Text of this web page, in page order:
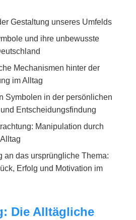
Gestaltung unseres Umfelds
und ihre unbewusste
Mechanismen hinter der
im Alltag
Symbolen in der persönlichen
Entscheidungsfindung
Manipulation durch
an das ursprüngliche Thema:
Erfolg und Motivation im
Die Alltägliche